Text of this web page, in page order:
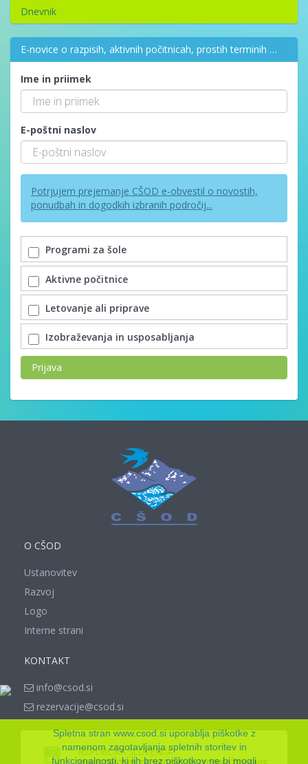
Dnevnik
E-novice o razpisih, aktivnih počitnicah, prostih terminih …
Ime in priimek
E-poštni naslov
Potrjujem prejemanje CŠOD e-obvestil o novostih,
ponudbah in dogodkih izbranih področij...
Programi za šole
Aktivne počitnice
Letovanje ali priprave
Izobraževanja in usposabljanja
Prijava
O CŠOD
Ustanovitev
Razvoj
Logo
Interne strani
KONTAKT
info@csod.si
rezervacije@csod.si
Spletna stran www.csod.si uporablja piškotke z
namenom zagotavljanja spletnih storitev in
funkcionalnosti, ki jih brez piškotkov ne bi mogli